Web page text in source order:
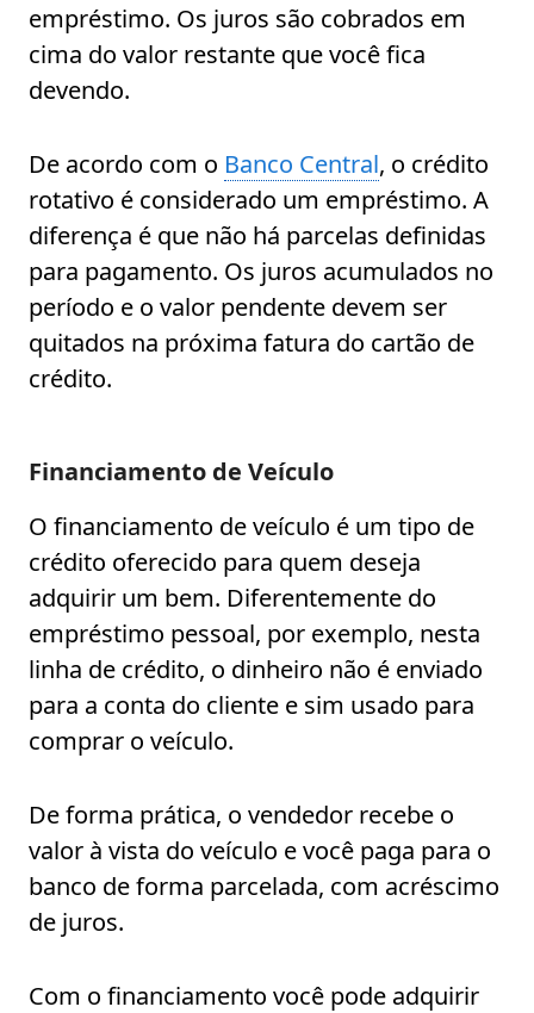
empréstimo. Os juros são cobrados em
cima do valor restante que você fica
devendo.
De acordo com o Banco Central, o crédito
rotativo é considerado um empréstimo. A
diferença é que não há parcelas definidas
para pagamento. Os juros acumulados no
período e o valor pendente devem ser
quitados na próxima fatura do cartão de
crédito.
Financiamento de Veículo
O financiamento de veículo é um tipo de
crédito oferecido para quem deseja
adquirir um bem. Diferentemente do
empréstimo pessoal, por exemplo, nesta
linha de crédito, o dinheiro não é enviado
para a conta do cliente e sim usado para
comprar o veículo.
De forma prática, o vendedor recebe o
valor à vista do veículo e você paga para o
banco de forma parcelada, com acréscimo
de juros.
Com o financiamento você pode adquirir